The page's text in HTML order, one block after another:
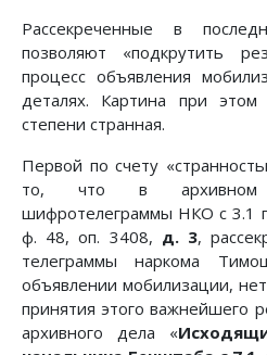
Рассекреченные в
позволяют «подкрутить
процесс объявления
деталях. Картина при
степени странная.
Первой по счету
то, что в архивном
шифротелеграммы НКО с 3.1
ф. 48, оп. 3408, д. 3,
телеграммы наркома
объявлении мобилизации,
принятия этого важнейшего
архивного дела «